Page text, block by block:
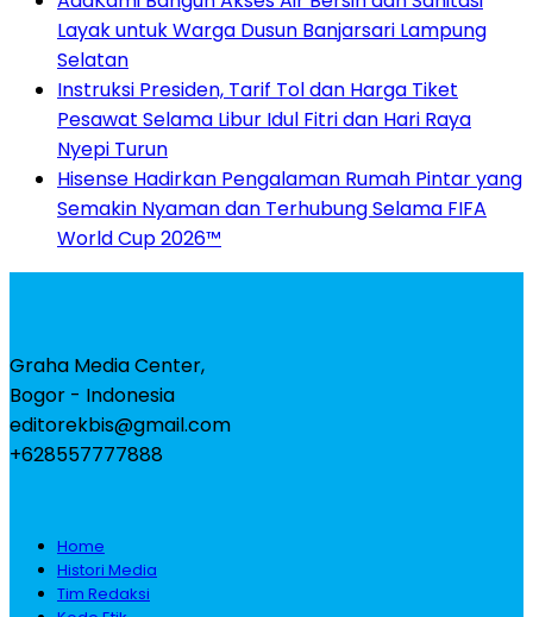
Layak untuk Warga Dusun Banjarsari Lampung
Selatan
Instruksi Presiden, Tarif Tol dan Harga Tiket
Pesawat Selama Libur Idul Fitri dan Hari Raya
Nyepi Turun
Hisense Hadirkan Pengalaman Rumah Pintar yang
Semakin Nyaman dan Terhubung Selama FIFA
World Cup 2026™
Graha Media Center,
Bogor - Indonesia
editorekbis@gmail.com
+628557777888
Home
Histori Media
Tim Redaksi